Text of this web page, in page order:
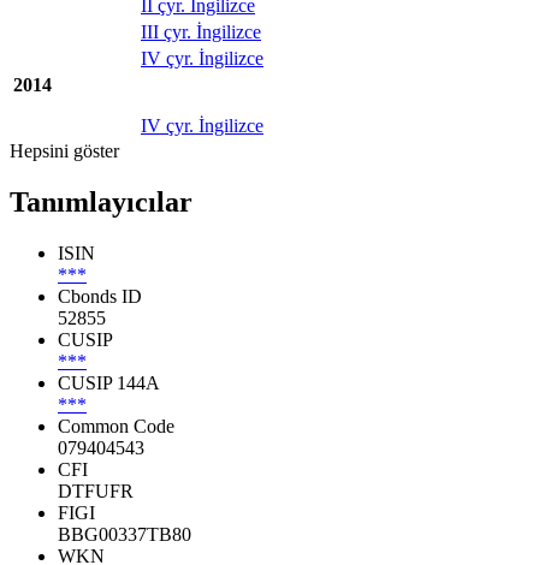
II çyr. İngilizce
III çyr. İngilizce
IV çyr. İngilizce
2014
IV çyr. İngilizce
Hepsini göster
Tanımlayıcılar
ISIN
***
Cbonds ID
52855
CUSIP
***
CUSIP 144A
***
Common Code
079404543
CFI
DTFUFR
FIGI
BBG00337TB80
WKN